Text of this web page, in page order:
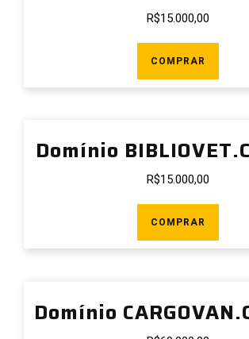
R$15.000,00
COMPRAR
Domínio
R$15.000,00
COMPRAR
Domínio